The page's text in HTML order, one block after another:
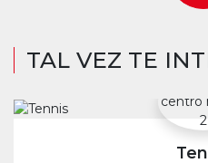
TAL VEZ TE